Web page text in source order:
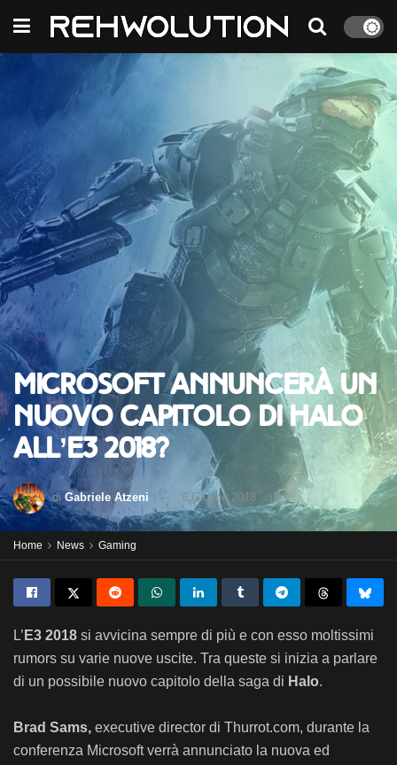
Microsoft annuncerà un
nuovo capitolo di Halo
all’E3 2018?
di Gabriele Atzeni 6 Giugno 2018
Home News Gaming
L’ E3 2018 si avvicina sempre di più e con esso moltissimi
rumors su varie nuove uscite. Tra queste si inizia a parlare
di un possibile nuovo capitolo della saga di Halo.
Brad Sams, executive director di Thurrot.com, durante la
conferenza Microsoft verrà annunciato la nuova ed